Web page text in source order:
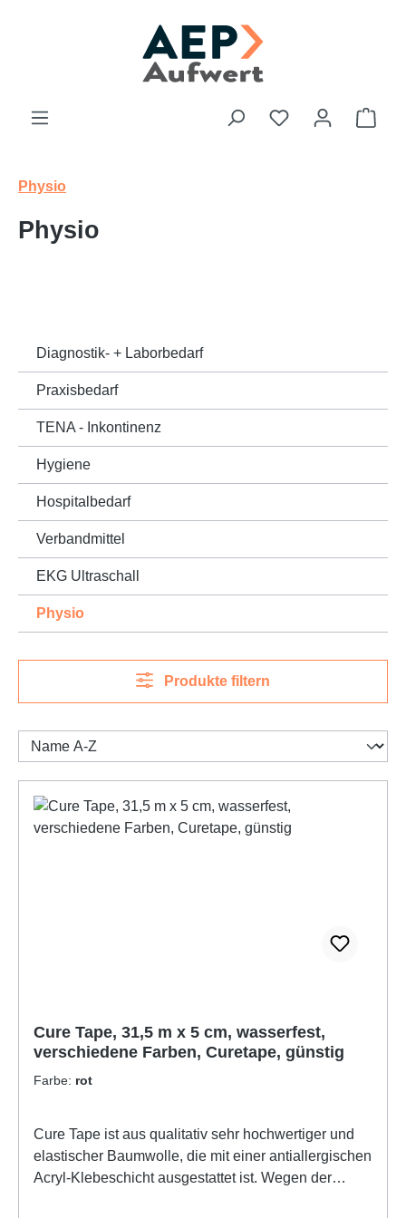
Du hast 0
Physio
Physio
Diagnostik- + Laborbedarf
Praxisbedarf
TENA - Inkontinenz
Hygiene
Hospitalbedarf
Verbandmittel
EKG Ultraschall
Physio
Produkte filtern
Cure Tape, 31,5 m x 5 cm, wasserfest,
verschiedene Farben, Curetape, günstig
Farbe: rot
Cure Tape ist aus qualitativ sehr hochwertiger und
elastischer Baumwolle, die mit einer antiallergischen
Acryl-Klebeschicht ausgestattet ist. Wegen der